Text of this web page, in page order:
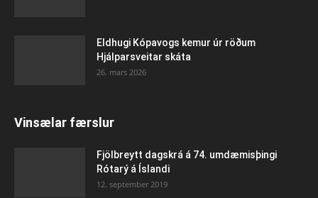
Eldhugi Kópavogs kemur úr röðum
Hjálparsveitar skáta
26. mars 2026
Vinsælar færslur
Fjölbreytt dagskrá á 74. umdæmisþingi
Rótarý á Íslandi
12. september 2019